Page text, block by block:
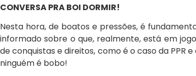
CONVERSA PRA BOI DORMIR!
Nesta hora, de boatos e pressões, é
informado sobre o que, realmente, está em
de conquistas e direitos, como é o caso da PPR
ninguém é bobo!